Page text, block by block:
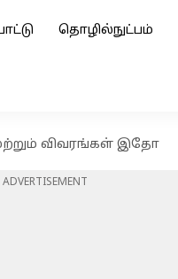
தொழில்நுட்பம்
மற்றும் விவரங்கள் இதோ
ADVERTISEMENT